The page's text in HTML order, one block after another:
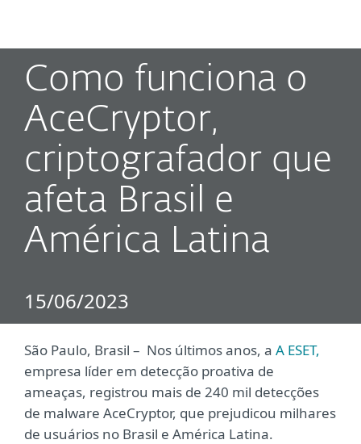
Como funciona o
AceCryptor,
criptografador que
afeta Brasil e
América Latina
15/06/2023
São Paulo, Brasil – Nos últimos anos, a A ESET,
empresa líder em detecção proativa de
ameaças, registrou mais de 240 mil detecções
de malware AceCryptor, que prejudicou milhares
de usuários no Brasil e América Latina.